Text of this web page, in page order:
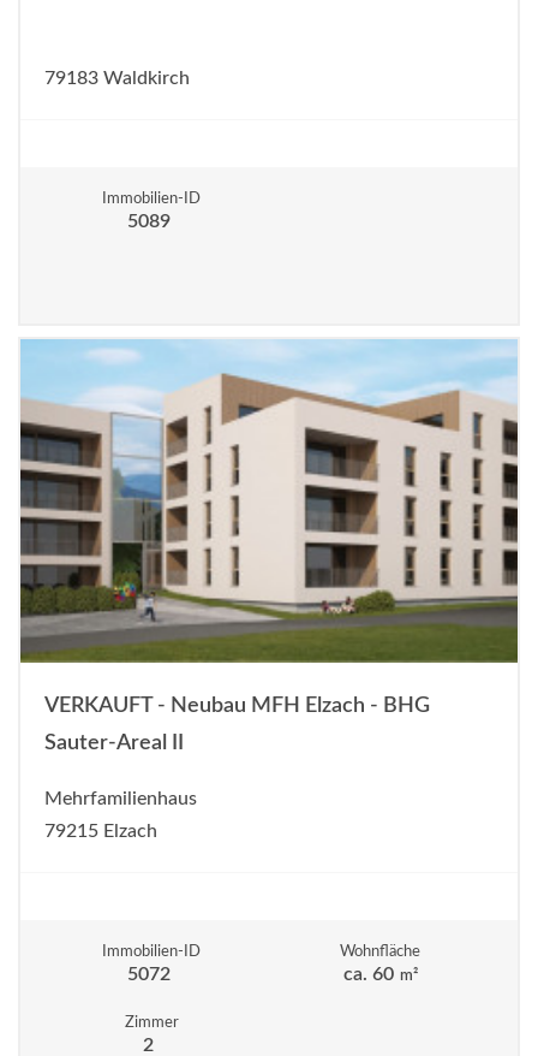
79183 Waldkirch
Immobilien-ID
5089
VERKAUFT - Neubau MFH Elzach - BHG
Sauter-Areal II
Mehrfamilienhaus
79215 Elzach
Immobilien-ID
5072
Wohnfläche
ca. 60 m²
Zimmer
2